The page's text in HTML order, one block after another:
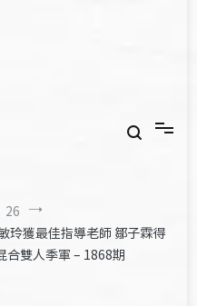
26
玲獲最佳指導老師 鄒子霖得
合雙人季軍 – 1868期